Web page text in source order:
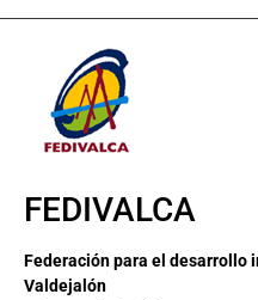
FEDIVALCA
Federación para el desarrollo
Valdejalón